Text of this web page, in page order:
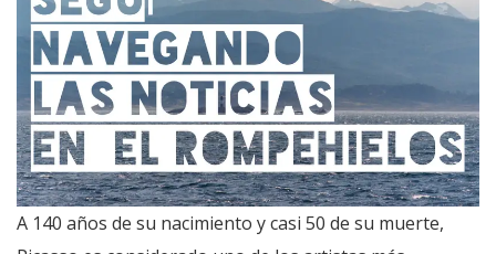
A 140 años de su nacimiento y casi 50 de su muerte,